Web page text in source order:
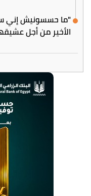
الأخير من أجل